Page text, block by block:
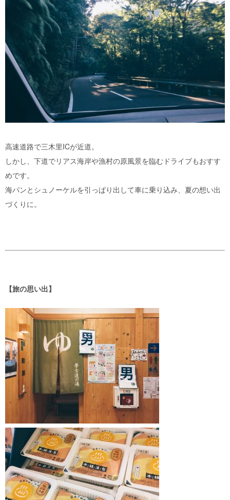
高速道路で三木里ICが近道。
しかし、下道でリアス海岸や漁村の原風景を臨むドライブもおすす
めです。
海パンとシュノーケルを引っぱり出して車に乗り込み、夏の想い出
づくりに。
【旅の思い出】